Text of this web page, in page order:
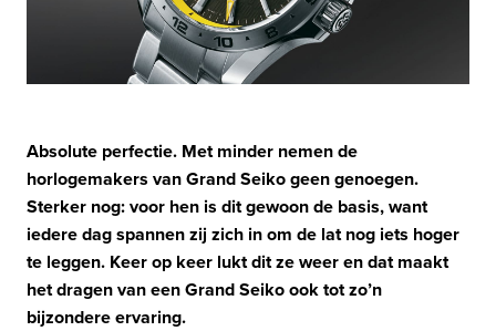
Absolute perfectie. Met minder nemen de
horlogemakers van Grand Seiko geen genoegen.
Sterker nog: voor hen is dit gewoon de basis, want
iedere dag spannen zij zich in om de lat nog iets hoger
te leggen. Keer op keer lukt dit ze weer en dat maakt
het dragen van een Grand Seiko ook tot zo’n
bijzondere ervaring.